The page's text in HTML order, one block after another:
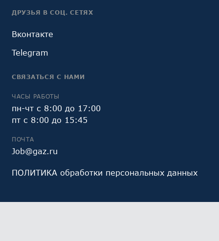
ДРУЗЬЯ В СОЦ. СЕТЯХ
Вконтакте
Telegram
СВЯЗАТЬСЯ С НАМИ
ЧАСЫ РАБОТЫ
пн-чт с 8:00 до 17:00
пт с 8:00 до 15:45
ПОЧТА
Job@gaz.ru
ПОЛИТИКА обработки персональных данных